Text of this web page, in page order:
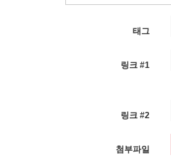
태그
링크 #1
링크 #2
첨부파일